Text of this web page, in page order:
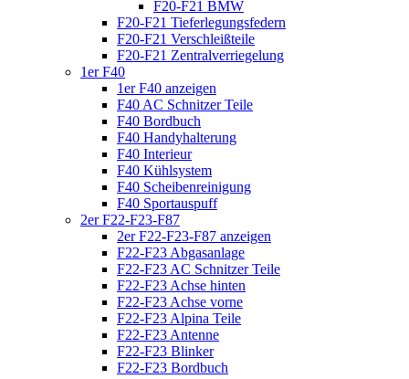
F20-F21 BMW
F20-F21 Tieferlegungsfedern
F20-F21 Verschleißteile
F20-F21 Zentralverriegelung
1er F40
1er F40 anzeigen
F40 AC Schnitzer Teile
F40 Bordbuch
F40 Handyhalterung
F40 Interieur
F40 Kühlsystem
F40 Scheibenreinigung
F40 Sportauspuff
2er F22-F23-F87
2er F22-F23-F87 anzeigen
F22-F23 Abgasanlage
F22-F23 AC Schnitzer Teile
F22-F23 Achse hinten
F22-F23 Achse vorne
F22-F23 Alpina Teile
F22-F23 Antenne
F22-F23 Blinker
F22-F23 Bordbuch